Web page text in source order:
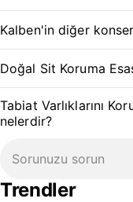
Kalben'in diğer
Doğal Sit Koruma
Tabiat Varlıklarını
nelerdir?
Trendler